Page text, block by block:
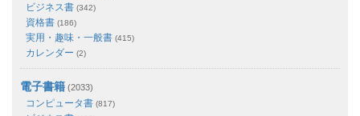
ビジネス書 (342)
資格書 (186)
実用・趣味・一般書 (415)
カレンダー (2)
電子書籍 (2033)
コンピュータ書 (817)